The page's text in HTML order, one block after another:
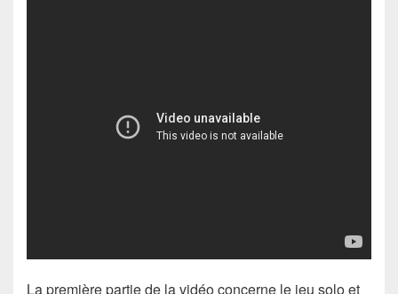
La première partie de la vidéo concerne le jeu solo et